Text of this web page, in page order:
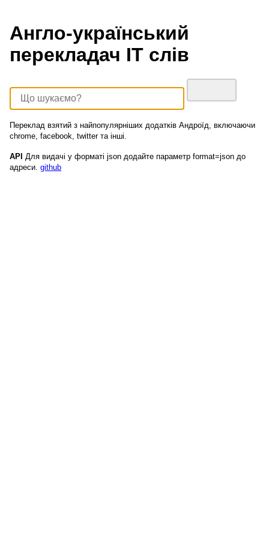
Англо-український
перекладач ІТ слів
Переклад взятий з найпопулярніших додатків Андроїд, включаючи
chrome, facebook, twitter та інші.
API Для видачі у форматі json додайте параметр format=json до
адреси. github